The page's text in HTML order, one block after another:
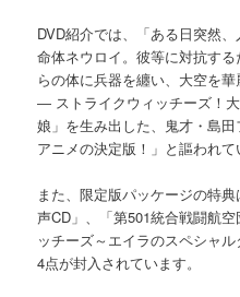
DVD紹介では、「ある日突然
命体ネウロイ。彼等に対抗す
らの体に兵器を纏い、大空を
― ストライクウィッチーズ！
娘」を生み出した、鬼才・島
アニメの決定版！」と謳われて
また、限定版パッケージの特
声CD」、「第501統合戦闘航
ッチーズ～エイラのスペシャ
4点が封入されています。